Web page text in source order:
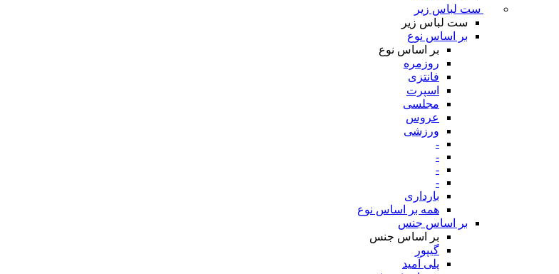
ست لباس زیر
ست لباس زیر
بر اساس نوع
بر اساس نوع
روزمره
فانتزی
اسپرت
مجلسی
عروس
ورزشی
-
-
-
-
بارداری
همه بر اساس نوع
بر اساس جنس
بر اساس جنس
گیپور
پلی آمید